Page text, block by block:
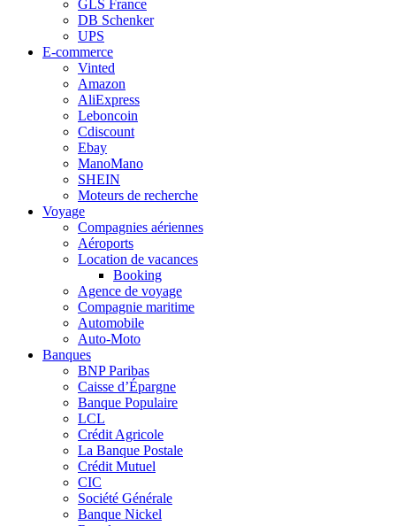
GLS France
DB Schenker
UPS
E-commerce
Vinted
Amazon
AliExpress
Leboncoin
Cdiscount
Ebay
ManoMano
SHEIN
Moteurs de recherche
Voyage
Compagnies aériennes
Aéroports
Location de vacances
Booking
Agence de voyage
Compagnie maritime
Automobile
Auto-Moto
Banques
BNP Paribas
Caisse d’Épargne
Banque Populaire
LCL
Crédit Agricole
La Banque Postale
Crédit Mutuel
CIC
Société Générale
Banque Nickel